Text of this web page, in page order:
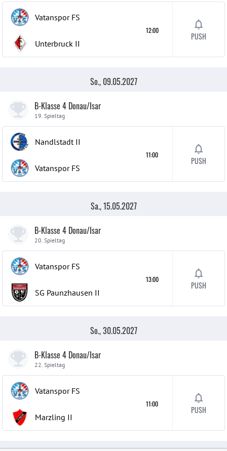
Vatanspor FS
Unterbruck II
12:00
PUSH
So., 09.05.2027
B-Klasse 4 Donau/Isar
19. Spieltag
Nandlstadt II
Vatanspor FS
11:00
PUSH
Sa., 15.05.2027
B-Klasse 4 Donau/Isar
20. Spieltag
Vatanspor FS
SG Paunzhausen II
13:00
PUSH
So., 30.05.2027
B-Klasse 4 Donau/Isar
22. Spieltag
Vatanspor FS
Marzling II
11:00
PUSH